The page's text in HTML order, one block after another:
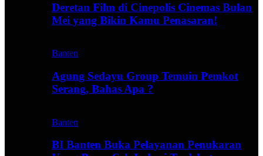
Deretan Film di Cinepolis Cinemas Bulan
Mei yang Bikin Kamu Penasaran!
Banten
Agung Sedayu Group Temuin Pemkot
Serang, Bahas Apa ?
Banten
BI Banten Buka Pelayanan Penukaran